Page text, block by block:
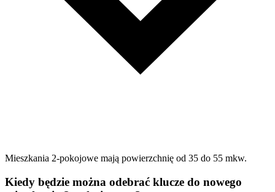
Mieszkania 2-pokojowe mają powierzchnię od 35 do 55 mkw.
Kiedy będzie można odebrać klucze do nowego